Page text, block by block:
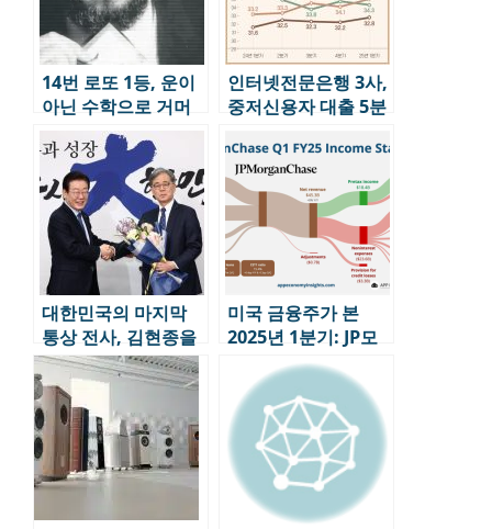
14번 로또 1등, 운이
아닌 수학으로 거머
쥔 천재 경제학자 스
테판 만델
인터넷전문은행 3사,
중저신용자 대출 5분
디지털 포용금융 혁
신 가속화
대한민국의 마지막
통상 전사, 김현종을
다시 생각하다
미국 금융주가 본
2025년 1분기: JP모
건 “혼란 불가피”, 블
랙록 “시장 불안 여
전”